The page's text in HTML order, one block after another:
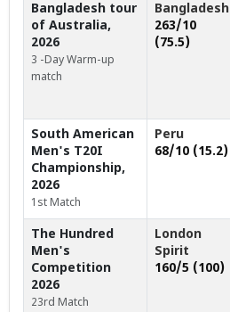
Bangladesh tour
of Australia,
2026
3 -Day Warm-up
match
Bangladesh
263/10
(75.5)
South American
Men's T20I
Championship,
2026
1st Match
Peru
68/10 (15.2)
The Hundred
Men's
Competition
2026
23rd Match
London
Spirit
160/5 (100)